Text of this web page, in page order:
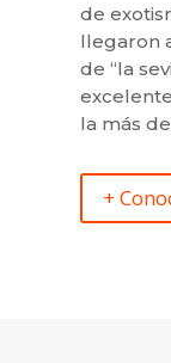
de
llegaron
de “la
la más
+